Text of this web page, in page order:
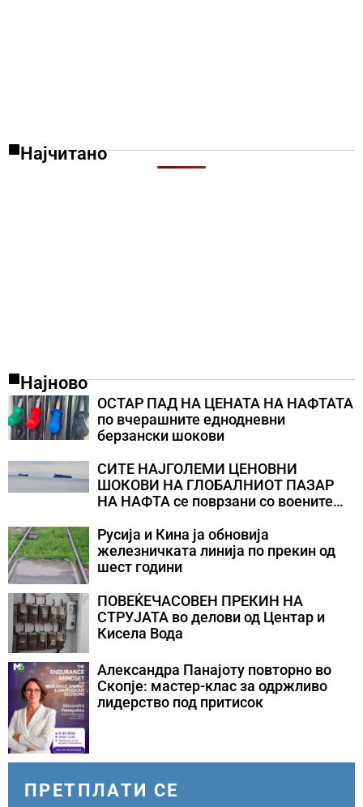
Најчитано
Најново
ОСТАР ПАД НА ЦЕНАТА НА НАФТАТА
по вчерашните еднодневни
берзански шокови
СИТЕ НАЈГОЛЕМИ ЦЕНОВНИ
ШОКОВИ НА ГЛОБАЛНИОТ ПАЗАР
НА НАФТА се поврзани со воените
Русија и Кина ја обновија
железничката линија по прекин од
шест години
ПОВЕЌЕЧАСОВЕН ПРЕКИН НА
СТРУЈАТА во делови од Центар и
Кисела Вода
Александра Панајоту повторно во
Скопје: мастер-клас за одржливо
лидерство под притисок
ПРЕТПЛАТИ СЕ